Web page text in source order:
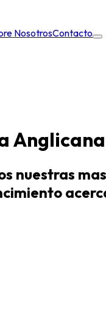
NosotrosContacto
Anglicana
nuestras mas